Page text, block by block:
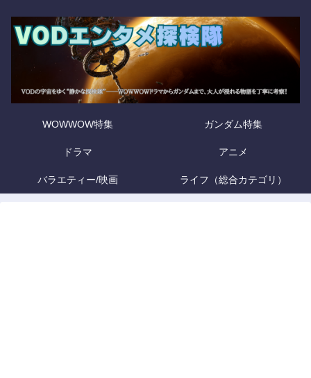
WOWWOW特集 ガンダム特集
ドラマ アニメ
バラエティー/映画 ライフ（総合カテゴリ）